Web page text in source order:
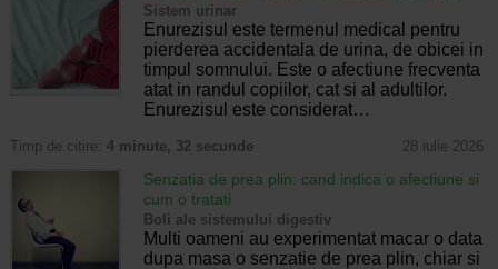
Sistem urinar
Enurezisul este termenul medical pentru
pierderea accidentala de urina, de obicei in
timpul somnului. Este o afectiune frecventa
atat in randul copiilor, cat si al adultilor.
Enurezisul este considerat…
Timp de citire: 4 minute, 32 secunde 28 iulie 2026
Senzatia de prea plin: cand indica o afectiune si
cum o tratati
Boli ale sistemului digestiv
Multi oameni au experimentat macar o data
dupa masa o senzatie de prea plin, chiar si